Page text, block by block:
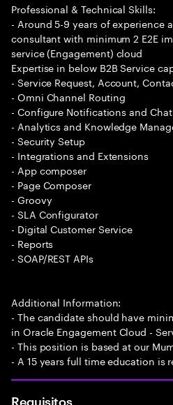
Professional & Technical Skills:
- Around 5-9 years of experience
consultant with minimum 2 E2E
service (Engagement) cloud
Expertise in below B2B Service
- Service Request, Account,
- Omni Channel Routing
- Configure Notifications and
- Analytics and Knowledge
- Security Setup
- Integrations and Extensions
- App composer
- Page Composer
- Groovy
- SLA Configurator
- Digital Customer Service
- Reports
- SOAP/REST APIs
Additional Information:
- The candidate should have
in Oracle Engagement Cloud -
- This position is based at our
- A 15 years full time education is
Requisitos